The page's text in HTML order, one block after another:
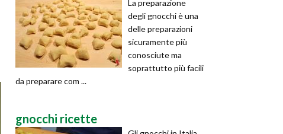
La preparazione
degli gnocchi è una
delle preparazioni
sicuramente più
conosciute ma
soprattutto più facili
da preparare com ...
gnocchi ricette